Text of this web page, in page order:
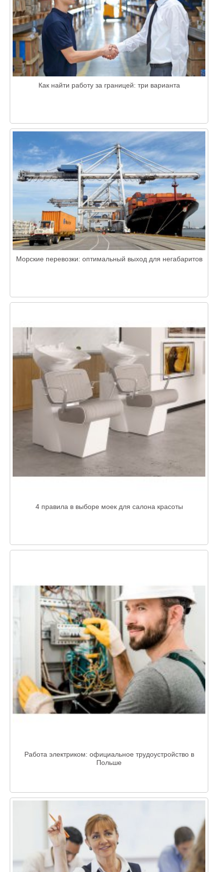
Как найти работу за границей: три варианта
Морские перевозки: оптимальный выход для негабаритов
4 правила в выборе моек для салона красоты
Работа электриком: официальное трудоустройство в
Польше